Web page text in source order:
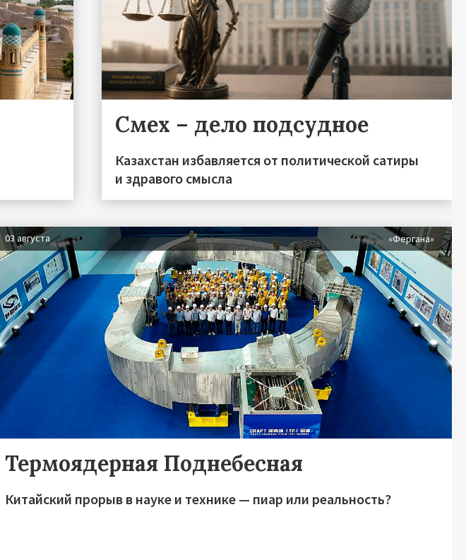
Смех – дело подсудное
Казахстан избавляется от политической сатиры
и здравого смысла
03 августа «Фергана»
Термоядерная Поднебесная
Китайский прорыв в науке и технике — пиар или реальность?